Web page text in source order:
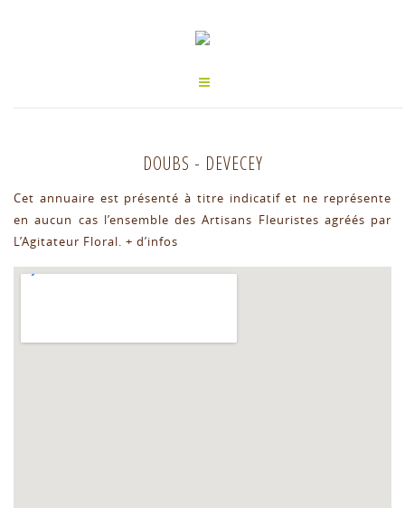
DOUBS - DEVECEY
Cet annuaire est présenté à titre indicatif et ne représente
en aucun cas l’ensemble des Artisans Fleuristes agréés par
L’Agitateur Floral. + d’infos